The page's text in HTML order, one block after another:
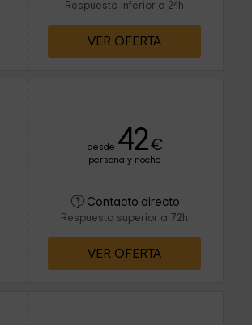
Respuesta inferior a 24h
VER OFERTA
desde 42€
persona y noche
Contacto directo
Respuesta superior a 72h
VER OFERTA